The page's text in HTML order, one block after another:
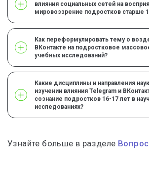
влияния социальных сетей на
мировоззрение подростков старше
Как переформулировать тему о
ВКонтакте на подростковое
учебных исследований?
Какие дисциплины и направления
изучении влияния Telegram и
сознание подростков 16-17 лет в
исследованиях?
Узнайте больше в разделе